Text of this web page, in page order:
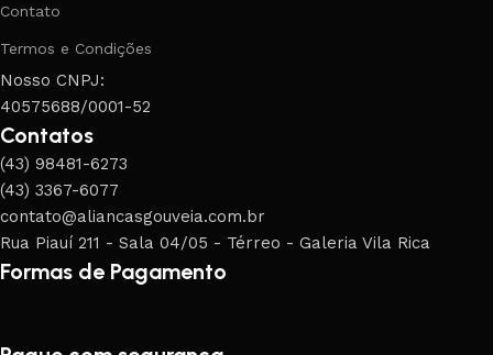
Contato
Termos e Condições
Nosso CNPJ:
40575688/0001-52
Contatos
(43) 98481-6273
(43) 3367-6077
contato@aliancasgouveia.com.br
Rua Piauí 211 - Sala 04/05 - Térreo - Galeria Vila Rica
Formas de Pagamento